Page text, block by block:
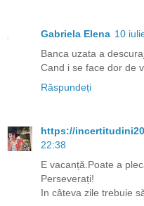
Gabriela Elena 10
Banca uzata a
Cand i se face dor de
Răspundeți
https://
22:38
E vacanță.Poate a
Perseverați!
In câteva zile trebuie